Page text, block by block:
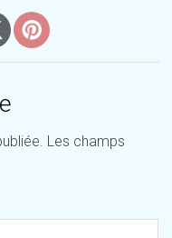
Les champs